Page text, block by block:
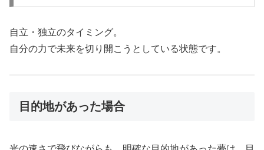
自立・独立のタイミング。
自分の力で未来を切り開こうとしている状態です。
目的地があった場合